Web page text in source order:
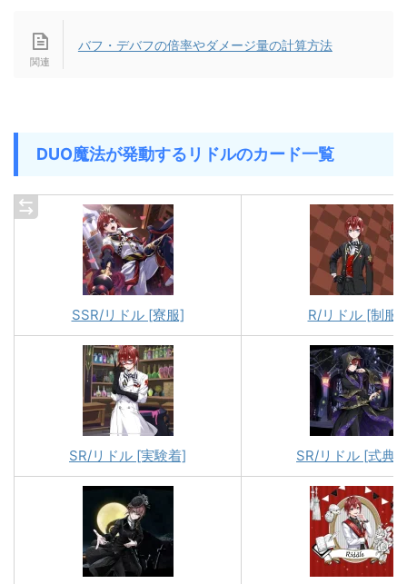
バフ・デバフの倍率やダメージ量の計算方法
DUO魔法が発動するリドルのカード一覧
SSR/リドル [寮服] R/リドル [制服]
SR/リドル [実験着] SR/リドル [式典